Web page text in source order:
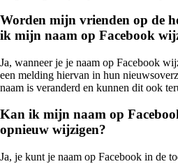
Worden mijn vrienden op de
ik mijn naam op Facebook
Ja, wanneer je je naam op Facebook
een melding hiervan in hun
naam is veranderd en kunnen dit ook
Kan ik mijn naam op
opnieuw wijzigen?
Ja, je kunt je naam op Facebook in de